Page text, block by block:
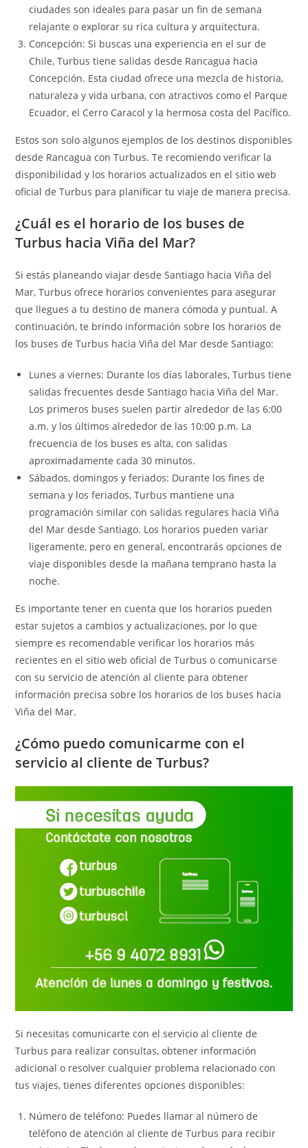
ciudades son ideales para pasar un fin de semana
relajante o explorar su rica cultura y arquitectura.
Concepción: Si buscas una experiencia en el sur de
Chile, Turbus tiene salidas desde Rancagua hacia
Concepción. Esta ciudad ofrece una mezcla de historia,
naturaleza y vida urbana, con atractivos como el Parque
Ecuador, el Cerro Caracol y la hermosa costa del Pacífico.
Estos son solo algunos ejemplos de los destinos disponibles
desde Rancagua con Turbus. Te recomiendo verificar la
disponibilidad y los horarios actualizados en el sitio web
oficial de Turbus para planificar tu viaje de manera precisa.
¿Cuál es el horario de los buses de
Turbus hacia Viña del Mar?
Si estás planeando viajar desde Santiago hacia Viña del
Mar, Turbus ofrece horarios convenientes para asegurar
que llegues a tu destino de manera cómoda y puntual. A
continuación, te brindo información sobre los horarios de
los buses de Turbus hacia Viña del Mar desde Santiago:
Lunes a viernes: Durante los días laborales, Turbus tiene
salidas frecuentes desde Santiago hacia Viña del Mar.
Los primeros buses suelen partir alrededor de las 6:00
a.m. y los últimos alrededor de las 10:00 p.m. La
frecuencia de los buses es alta, con salidas
aproximadamente cada 30 minutos.
Sábados, domingos y feriados: Durante los fines de
semana y los feriados, Turbus mantiene una
programación similar con salidas regulares hacia Viña
del Mar desde Santiago. Los horarios pueden variar
ligeramente, pero en general, encontrarás opciones de
viaje disponibles desde la mañana temprano hasta la
noche.
Es importante tener en cuenta que los horarios pueden
estar sujetos a cambios y actualizaciones, por lo que
siempre es recomendable verificar los horarios más
recientes en el sitio web oficial de Turbus o comunicarse
con su servicio de atención al cliente para obtener
información precisa sobre los horarios de los buses hacia
Viña del Mar.
¿Cómo puedo comunicarme con el
servicio al cliente de Turbus?
Si necesitas comunicarte con el servicio al cliente de
Turbus para realizar consultas, obtener información
adicional o resolver cualquier problema relacionado con
tus viajes, tienes diferentes opciones disponibles:
Número de teléfono: Puedes llamar al número de
teléfono de atención al cliente de Turbus para recibir